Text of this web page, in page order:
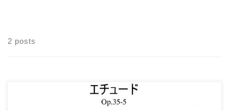
2 posts